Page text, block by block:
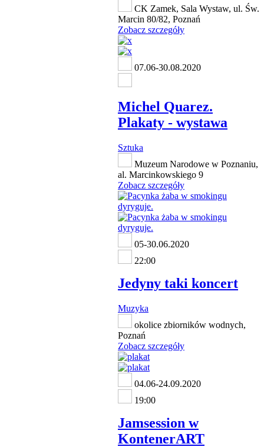
CK Zamek, Sala Wystaw, ul. Św.
Marcin 80/82, Poznań
Zobacz szczegóły
07.06-30.08.2020
Michel Quarez.
Plakaty - wystawa
Sztuka
Muzeum Narodowe w Poznaniu,
al. Marcinkowskiego 9
Zobacz szczegóły
05-30.06.2020
22:00
Jedyny taki koncert
Muzyka
okolice zbiorników wodnych,
Poznań
Zobacz szczegóły
04.06-24.09.2020
19:00
Jamsession w
KontenerART